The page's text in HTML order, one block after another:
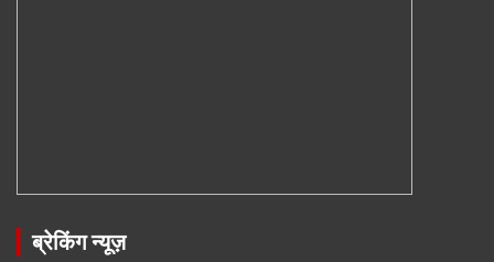
ब्रेकिंग न्यूज़